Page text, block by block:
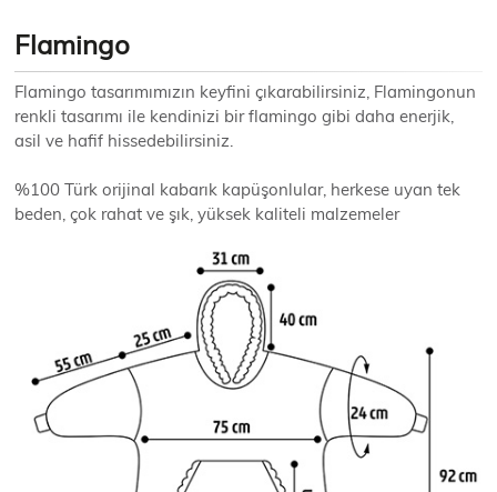
Flamingo
Flamingo tasarımımızın keyfini çıkarabilirsiniz, Flamingonun
renkli tasarımı ile kendinizi bir flamingo gibi daha enerjik,
asil ve hafif hissedebilirsiniz.
%100 Türk orijinal kabarık kapüşonlular, herkese uyan tek
beden, çok rahat ve şık, yüksek kaliteli malzemeler